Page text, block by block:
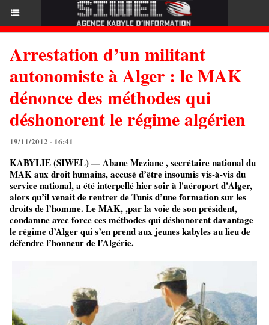
Arrestation d’un militant
autonomiste à Alger : le MAK
dénonce des méthodes qui
déshonorent le régime algérien
19/11/2012 - 16:41
KABYLIE (SIWEL) — Abane Meziane , secrétaire national du
MAK aux droit humains, accusé d’être insoumis vis-à-vis du
service national, a été interpellé hier soir à l'aéroport d'Alger,
alors qu’il venait de rentrer de Tunis d’une formation sur les
droits de l’homme. Le MAK, ,par la voie de son président,
condamne avec force ces méthodes qui déshonorent davantage
le régime d’Alger qui s’en prend aux jeunes kabyles au lieu de
défendre l’honneur de l’Algérie.